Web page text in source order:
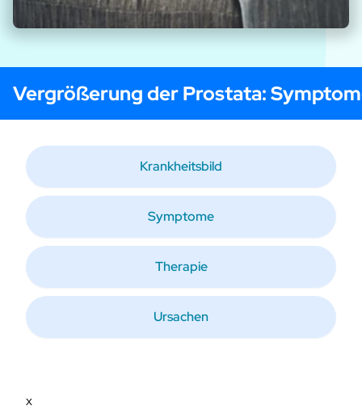
Vergrößerung der Prostata:
Krankheitsbild
Symptome
Therapie
Ursachen
x